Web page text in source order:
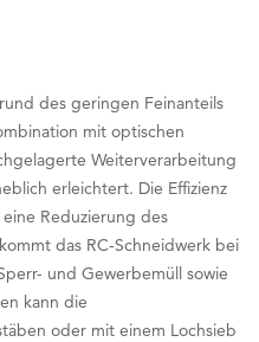
des geringen Feinanteils
mit optischen
Weiterverarbeitung
erleichtert. Die Effizienz
Reduzierung des
das RC-Schneidwerk bei
und Gewerbemüll sowie
kann die
oder mit einem Lochsieb